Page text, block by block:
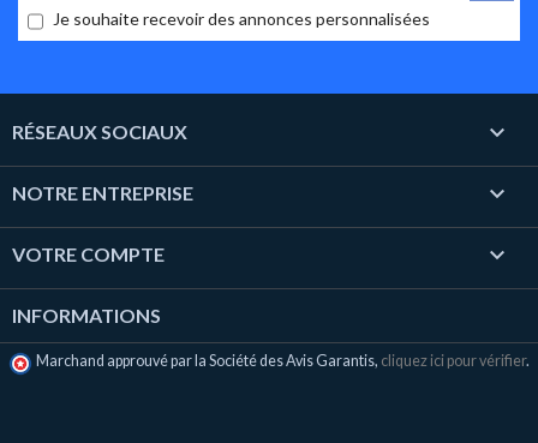
Je souhaite recevoir des annonces personnalisées
RÉSEAUX SOCIAUX 
NOTRE ENTREPRISE 
VOTRE COMPTE 
INFORMATIONS
Marchand approuvé par la Société des Avis Garantis, cliquez ici pour vérifier.